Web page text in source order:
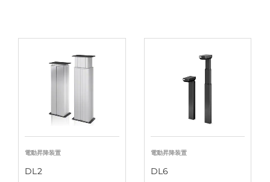
電動昇降装置
DL2
電動昇降装置
DL6